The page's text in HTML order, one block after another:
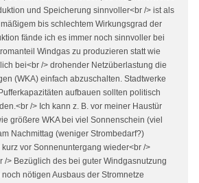
und Speicherung sinnvoller<br /> ist als
bis schlechtem Wirkungsgrad der
fände ich es immer noch sinnvoller bei
Windgas zu produzieren statt wie
bei<br /> drohender Netzüberlastung die
(WKA) einfach abzuschalten. Stadtwerke
aufbauen sollten politisch
/> Ich kann z. B. vor meiner Haustür
größere WKA bei viel Sonnenschein (viel
Nachmittag (weniger Strombedarf?)
vor Sonnenuntergang wieder<br />
/> Bezüglich des bei guter Windgasnutzung
nötigen Ausbaus der Stromnetze